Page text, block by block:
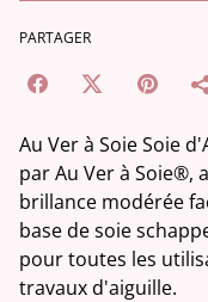
PARTAGER
Au Ver à Soie Soie
par Au Ver à Soie®,
brillance modérée
base de soie
pour toutes les
travaux d'aiguille.